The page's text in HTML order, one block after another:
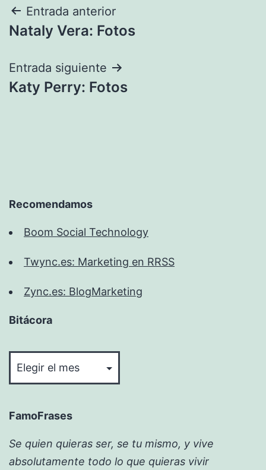
Navegación
de
entradas
Entrada anterior
Nataly Vera: Fotos
Entrada siguiente
Katy Perry: Fotos
Recomendamos
Boom Social Technology
Twync.es: Marketing en RRSS
Zync.es: BlogMarketing
Bitácora
FamoFrases
Se quien quieras ser, se tu mismo, y vive
absolutamente todo lo que quieras vivir